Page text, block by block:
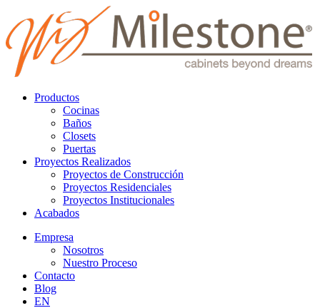
Productos
Cocinas
Baños
Closets
Puertas
Proyectos Realizados
Proyectos de Construcción
Proyectos Residenciales
Proyectos Institucionales
Acabados
Empresa
Nosotros
Nuestro Proceso
Contacto
Blog
EN